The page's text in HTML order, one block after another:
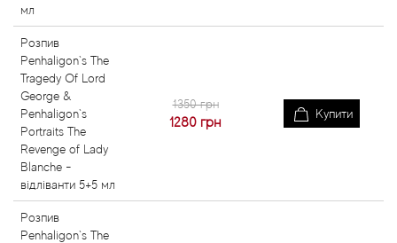
мл
Розпив
Penhaligon`s The
Tragedy Of Lord
George &
Penhaligon`s
Portraits The
Revenge of Lady
Blanche -
відліванти 5+5 мл
1350 грн
1280 грн
Купити
Розпив
Penhaligon`s The